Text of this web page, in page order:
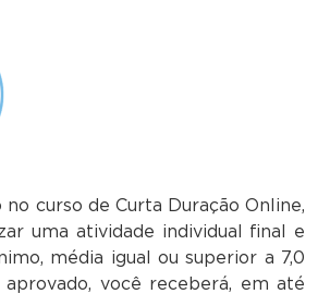
no curso de Curta Duração Online,
uma atividade individual final e
média igual ou superior a 7,0
você receberá, em até